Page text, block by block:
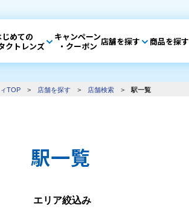
じめての
クトレンズ
キャンペーン
・クーポン 店舗を探す 商品を探す
TOP > 店舗を探す > 店舗検索 > 駅一覧
駅一覧
エリア絞込み